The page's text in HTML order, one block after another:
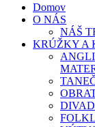
Domov
O NÁS
NÁŠ
KRÚŽKY A